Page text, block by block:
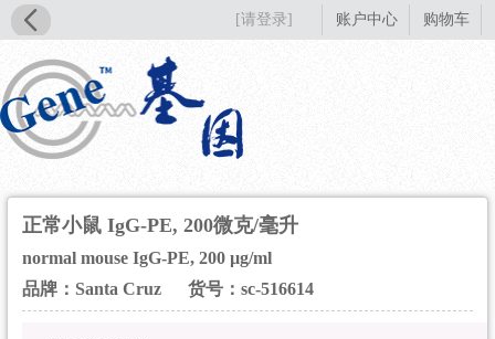
[请登录] 账户中心 购物车
正常小鼠 IgG-PE, 200微克/毫升
normal mouse IgG-PE, 200 µg/ml
品牌：Santa Cruz
货号：sc-516614